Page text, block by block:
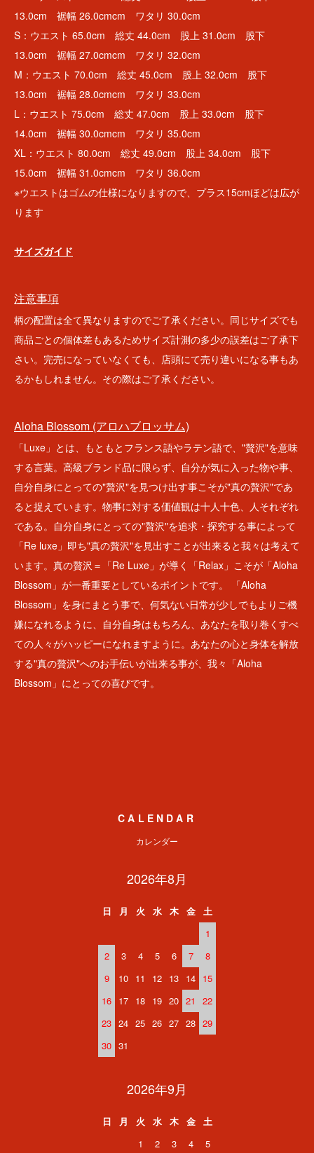
13.0cm 裾幅 26.0cmcm ワタリ 30.0cm
S：ウエスト 65.0cm 総丈 44.0cm 股上 31.0cm 股下
13.0cm 裾幅 27.0cmcm ワタリ 32.0cm
M：ウエスト 70.0cm 総丈 45.0cm 股上 32.0cm 股下
13.0cm 裾幅 28.0cmcm ワタリ 33.0cm
L：ウエスト 75.0cm 総丈 47.0cm 股上 33.0cm 股下
14.0cm 裾幅 30.0cmcm ワタリ 35.0cm
XL：ウエスト 80.0cm 総丈 49.0cm 股上 34.0cm 股下
15.0cm 裾幅 31.0cmcm ワタリ 36.0cm
※ウエストはゴムの仕様になりますので、プラス15cmほどは広が
ります
サイズガイド
注意事項
柄の配置は全て異なりますのでご了承ください。同じサイズでも
商品ごとの個体差もあるためサイズ計測の多少の誤差はご了承下
さい。完売になっていなくても、店頭にて売り違いになる事もあ
るかもしれません。その際はご了承ください。
Aloha Blossom (アロハブロッサム)
「Luxe」とは、もともとフランス語やラテン語で、"贅沢"を意味
する言葉。高級ブランド品に限らず、自分が気に入った物や事、
自分自身にとっての"贅沢"を見つけ出す事こそが"真の贅沢"であ
ると捉えています。物事に対する価値観は十人十色、人それぞれ
である。自分自身にとっての"贅沢"を追求・探究する事によって
「Re luxe」即ち"真の贅沢"を見出すことが出来ると我々は考えて
います。真の贅沢＝「Re Luxe」が導く「Relax」こそが「Aloha
Blossom」が一番重要としているポイントです。 「Aloha
Blossom」を身にまとう事で、何気ない日常が少しでもよりご機
嫌になれるように、自分自身はもちろん、あなたを取り巻くすべ
ての人々がハッピーになれますように。あなたの心と身体を解放
する"真の贅沢"へのお手伝いが出来る事が、我々「Aloha
Blossom」にとっての喜びです。
CALENDAR
カレンダー
2026年8月
日 月 火 水 木 金
土
1
2
3 4 5 6 7
8
9
10 11 12 13 14 15
16 17 18 19 20 21
22
23 24 25 26 27 28 29
30 31
2026年9月
日 月 火 水 木 金
土
1
2 3 4
5